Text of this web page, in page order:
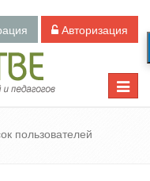
Авторизация
Toggle
пользователей